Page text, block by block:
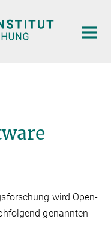
wird Open-
genannten